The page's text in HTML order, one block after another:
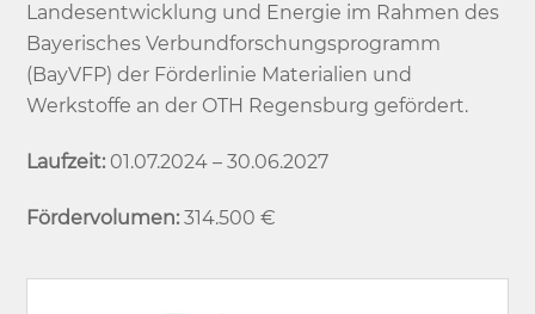
Landesentwicklung und Energie im Rahmen des
Bayerisches Verbundforschungsprogramm
(BayVFP) der Förderlinie Materialien und
Werkstoffe an der OTH Regensburg gefördert.
Laufzeit: 01.07.2024 – 30.06.2027
Fördervolumen:314.500 €